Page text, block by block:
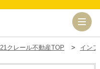
クレール不動産TOP イン